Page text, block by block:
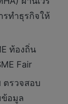
ทำธุรกิจให้
ท้องถิ่น
Fair
รวจสอบ
อมูล